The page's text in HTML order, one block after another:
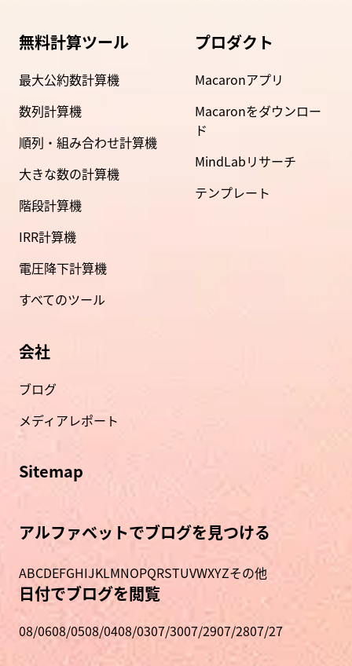
無料計算ツール
最大公約数計算機
数列計算機
順列・組み合わせ計算機
大きな数の計算機
階段計算機
IRR計算機
電圧降下計算機
すべてのツール
プロダクト
Macaronアプリ
Macaronをダウンロー
ド
MindLabリサーチ
テンプレート
会社
ブログ
メディアレポート
Sitemap
アルファベットでブログを見つける
ABCDEFGHIJKLMNOPQRSTUVWXYZその他
日付でブログを閲覧
08/0608/0508/0408/0307/3007/2907/2807/27